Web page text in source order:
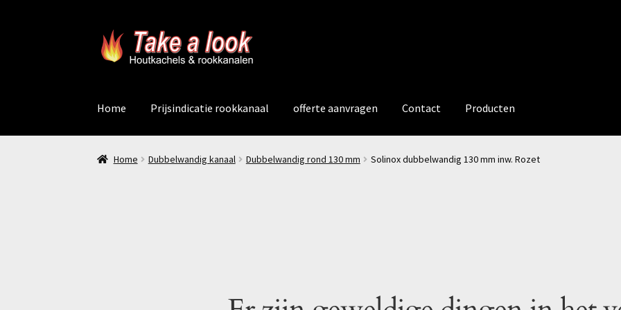
Ga
door
Ga
naar
Home Prijsindicatie rookkanaal offerte aanvragen Contact Producten
Home Dubbelwandig kanaal Dubbelwandig rond 130 mm Solinox dubbelwandig 130 mm inw. Rozet